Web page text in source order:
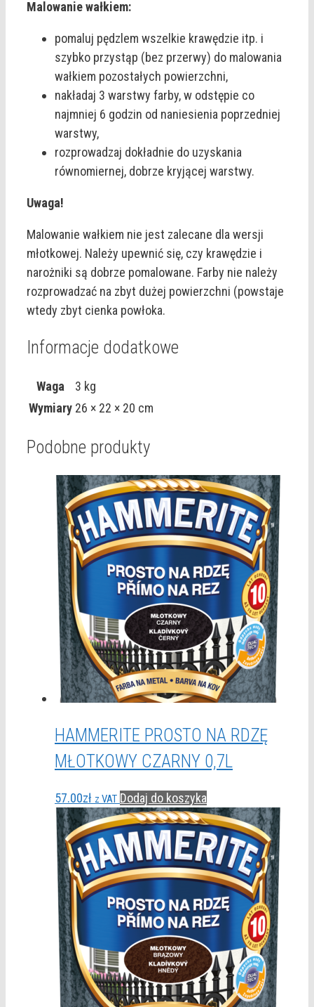
Malowanie wałkiem:
pomaluj pędzlem wszelkie krawędzie itp. i
szybko przystąp (bez przerwy) do malowania
wałkiem pozostałych powierzchni,
nakładaj 3 warstwy farby, w odstępie co
najmniej 6 godzin od naniesienia poprzedniej
warstwy,
rozprowadzaj dokładnie do uzyskania
równomiernej, dobrze kryjącej warstwy.
Uwaga!
Malowanie wałkiem nie jest zalecane dla wersji
młotkowej. Należy upewnić się, czy krawędzie i
narożniki są dobrze pomalowane. Farby nie należy
rozprowadzać na zbyt dużej powierzchni (powstaje
wtedy zbyt cienka powłoka.
Informacje dodatkowe
Waga
3 kg
Wymiary 26 × 22 × 20 cm
Podobne produkty
HAMMERITE PROSTO NA RDZĘ
MŁOTKOWY CZARNY 0,7L
57.00zł z VAT Dodaj do koszyka